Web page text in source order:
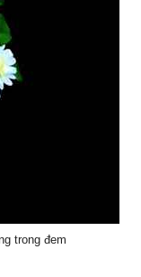
trong đem